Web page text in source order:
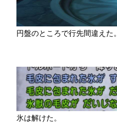
円盤のところで行先間違えた。
氷は解けた。